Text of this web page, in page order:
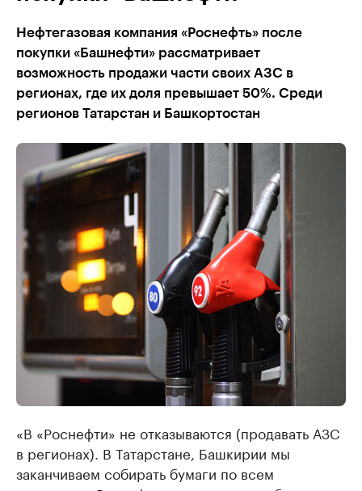
Нефтегазовая компания «Роснефть» после
покупки «Башнефти» рассматривает
возможность продажи части своих АЗС в
регионах, где их доля превышает 50%. Среди
регионов Татарстан и Башкортостан
«В «Роснефти» не отказываются (продавать АЗС
в регионах). В Татарстане, Башкирии мы
заканчиваем собирать бумаги по всем